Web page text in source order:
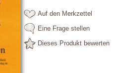
Auf den Merkzettel
Eine Frage stellen
Dieses Produkt bewerten